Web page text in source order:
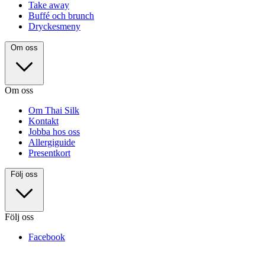
Take away
Buffé och brunch
Dryckesmeny
Om oss
Om oss
Om Thai Silk
Kontakt
Jobba hos oss
Allergiguide
Presentkort
Följ oss
Följ oss
Facebook